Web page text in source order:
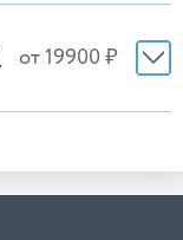
от 19900 ₽